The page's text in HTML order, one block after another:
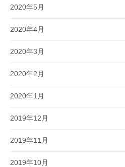
2020年5月
2020年4月
2020年3月
2020年2月
2020年1月
2019年12月
2019年11月
2019年10月